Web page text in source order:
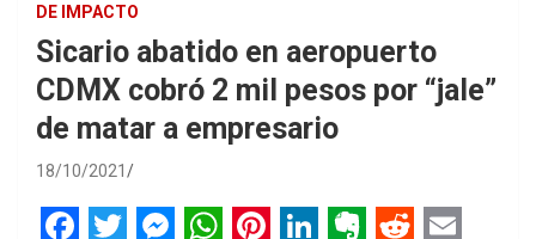
DE IMPACTO
Sicario abatido en aeropuerto
CDMX cobró 2 mil pesos por “jale”
de matar a empresario
18/10/2021